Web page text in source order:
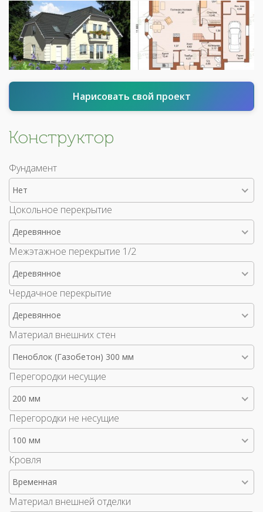
Нарисовать свой проект
Конструктор
Фундамент
Нет
Цокольное перекрытие
Деревянное
Межэтажное перекрытие 1/2
Деревянное
Чердачное перекрытие
Деревянное
Материал внешних стен
Пеноблок (Газобетон) 300 мм
Перегородки несущие
200 мм
Перегородки не несущие
100 мм
Кровля
Временная
Материал внешней отделки